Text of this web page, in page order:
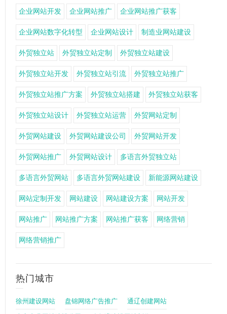
企业网站开发 企业网站推广 企业网站推广获客
企业网站数字化转型 企业网站设计 制造业网站建设
外贸独立站 外贸独立站定制 外贸独立站建设
外贸独立站开发 外贸独立站引流 外贸独立站推广
外贸独立站推广方案 外贸独立站搭建 外贸独立站获客
外贸独立站设计 外贸独立站运营 外贸网站定制
外贸网站建设 外贸网站建设公司 外贸网站开发
外贸网站推广 外贸网站设计 多语言外贸独立站
多语言外贸网站 多语言外贸网站建设 新能源网站建设
网站定制开发 网站建设 网站建设方案 网站开发
网站推广 网站推广方案 网站推广获客 网络营销
网络营销推广
热门城市
徐州建设网站 盘锦网络广告推广 通辽创建网站